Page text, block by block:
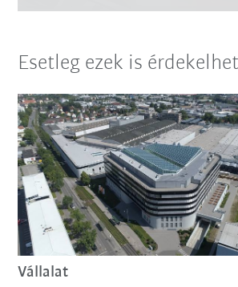
Esetleg ezek is
Vállalat